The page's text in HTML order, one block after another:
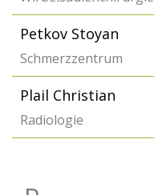
Petkov Stoyan
Schmerzzentrum
Plail Christian
Radiologie